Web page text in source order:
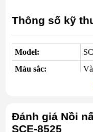
Thông số kỹ
Model:
Màu sắc:
Sản xuất:
Đánh giá Nồi
SCE-8525